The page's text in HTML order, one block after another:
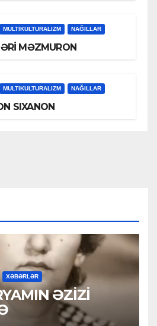
MULTIKULTURALIZM NAĞILLAR
MƏZMURON
MULTIKULTURALIZM NAĞILLAR
XƏBƏRLƏR
ƏZİZİ